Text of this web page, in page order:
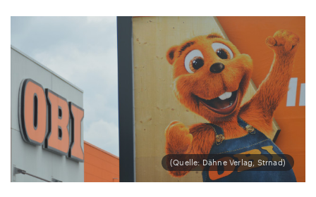
(Quelle: Dähne Verlag, Strnad)